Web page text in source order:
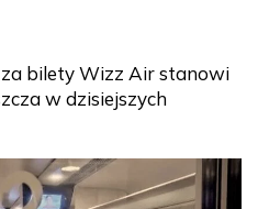
bilety Wizz Air stanowi
w dzisiejszych